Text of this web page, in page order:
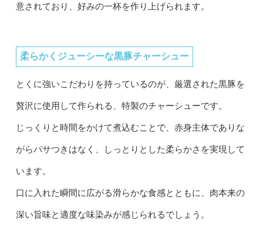
意されており、好みの一杯を作り上げられます。
柔らかくジューシーな黒豚チャーシュー
とくに強いこだわりを持っているのが、厳選された黒豚を
贅沢に使用して作られる、特製のチャーシューです。
じっくりと時間をかけて煮込むことで、赤身主体でありな
がらパサつきはなく、しっとりとした柔らかさを実現して
います。
口に入れた瞬間に広がる滑らかな食感とともに、肉本来の
深い旨味と適度な味染みが感じられるでしょう。